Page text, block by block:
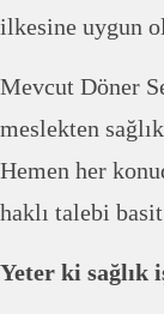
ilkesine uygun
Mevcut Döner
meslekten
Hemen her
haklı talebi
Yeter ki sağlık